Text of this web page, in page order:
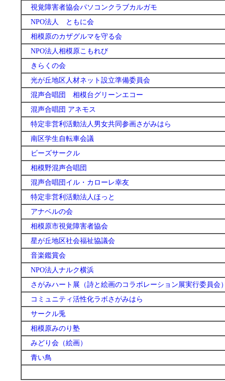
視覚障害者協会パソコンクラブカルガモ
NPO法人 ともに会
相模原のカザグルマを守る会
NPO法人相模原こもれび
きらくの会
光が丘地区人材ネット設立準備委員会
混声合唱団 相模台グリーンエコー
混声合唱団 アネモス
特定非営利活動法人男女共同参画さがみはら
南区学生自転車会議
ビーズサークル
相模野混声合唱団
混声合唱団イル・カローレ幸友
特定非営利活動法人ほっと
アナベルの会
相模原市視覚障害者協会
星が丘地区社会福祉協議会
音楽鑑賞会
NPO法人ナルク横浜
さがみハート展（詩と絵画のコラボレーション展実行委員会
コミュニティ活性化ラボさがみはら
サークル兎
相模原みのり塾
みどり会（絵画）
青い鳥